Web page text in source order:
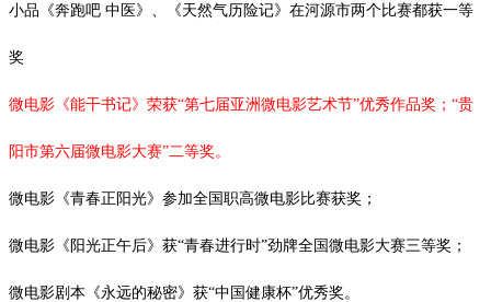
小品《奔跑吧 中医》、《天然气历险记》在河源市两个比赛都获一等
奖
微电影《能干书记》荣获“第七届亚洲微电影艺术节”优秀作品奖；“贵
阳市第六届微电影大赛”二等奖。
微电影《青春正阳光》参加全国职高微电影比赛获奖；
微电影《阳光正午后》获“青春进行时”劲牌全国微电影大赛三等奖；
微电影剧本《永远的秘密》获“中国健康杯”优秀奖。